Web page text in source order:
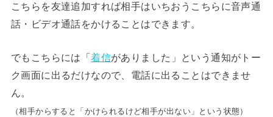
こちらを友達追加すれば相手はいちおうこちらに音声通
話・ビデオ通話をかけることはできます。
でもこちらには「着信がありました」という通知がトー
ク画面に出るだけなので、電話に出ることはできませ
ん。
（相手からすると「かけられるけど相手が出ない」という状態）